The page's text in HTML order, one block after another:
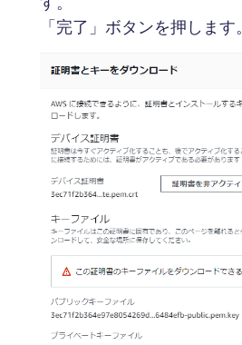
「完了」ボタンを押します。